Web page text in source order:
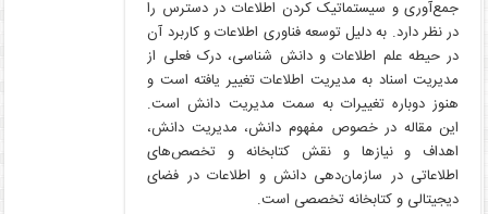
جمع‌آوری و سیستماتیک کردن اطلاعات در دسترس را
در نظر دارد. به دلیل توسعه فناوری اطلاعات و کاربرد آن
در حیطه علم اطلاعات و دانش شناسی، درک فعلی از
مدیریت اسناد به مدیریت اطلاعات تغییر یافته است و
هنوز دوباره تغییرات به سمت مدیریت دانش است.
این مقاله در خصوص مفهوم دانش، مدیریت دانش،
اهداف و نیازها و نقش کتابخانه و تخصص‌های
اطلاعاتی در سازمان‌دهی دانش و اطلاعات در فضای
دیجیتالی و کتابخانه تخصصی است.